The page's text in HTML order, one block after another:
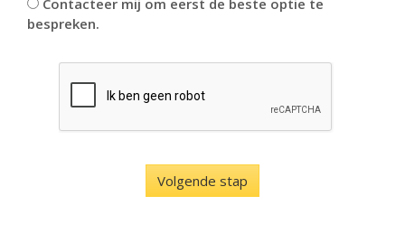
Contacteer mij om eerst de beste optie te
bespreken.